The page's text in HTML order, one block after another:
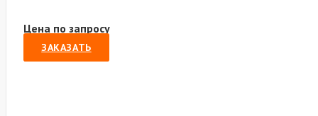
Цена по запросу
ЗАКАЗАТЬ